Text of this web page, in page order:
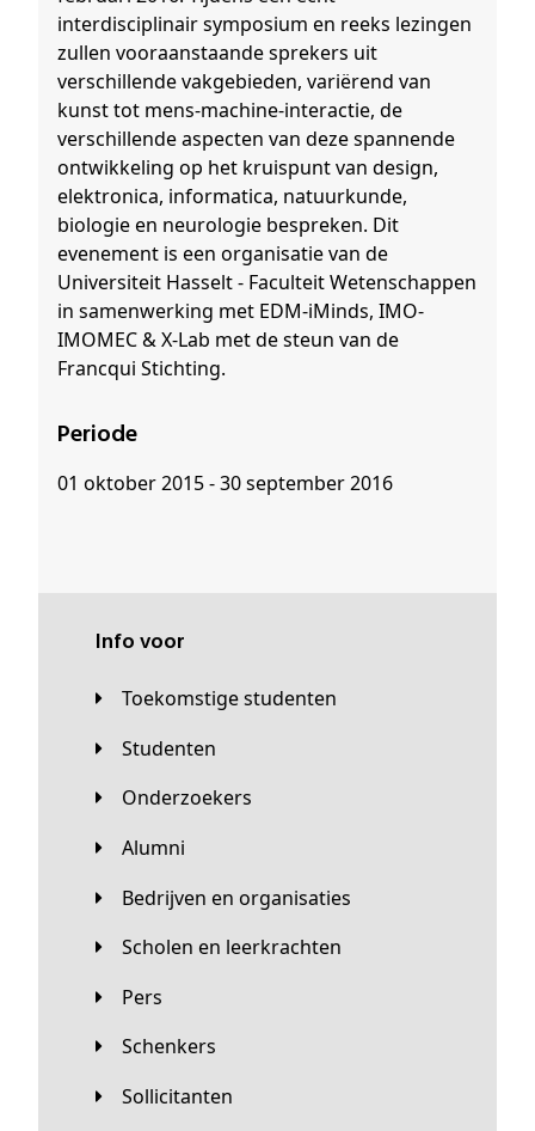
interdisciplinair symposium en reeks lezingen
zullen vooraanstaande sprekers uit
verschillende vakgebieden, variërend van
kunst tot mens-machine-interactie, de
verschillende aspecten van deze spannende
ontwikkeling op het kruispunt van design,
elektronica, informatica, natuurkunde,
biologie en neurologie bespreken. Dit
evenement is een organisatie van de
Universiteit Hasselt - Faculteit Wetenschappen
in samenwerking met EDM-iMinds, IMO-
IMOMEC & X-Lab met de steun van de
Francqui Stichting.
Periode
01 oktober 2015 - 30 september 2016
Info voor
Toekomstige studenten
Studenten
Onderzoekers
Alumni
Bedrijven en organisaties
Scholen en leerkrachten
Pers
Schenkers
Sollicitanten